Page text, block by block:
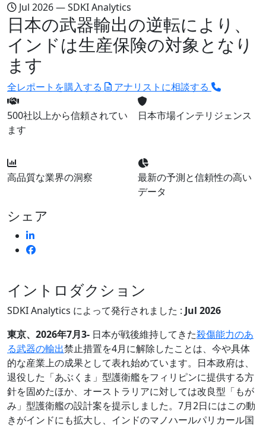
Jul 2026 — SDKI Analytics
日本の武器輸出の逆転により、
インドは生産保険の対象となり
ます
全レポートを購入する アナリストに相談する
500社以上から信頼されてい
ます
日本市場インテリジェンス
高品質な業界の洞察
最新の予測と信頼性の高い
データ
シェア
イントロダクション
SDKI Analytics によって発行されました : Jul 2026
東京、2026年7月3- 日本が戦後維持してきた殺傷能力のあ
る武器の輸出禁止措置を4月に解除したことは、今や具体
的な産業上の成果として表れ始めています。日本政府は、
退役した「あぶくま」型護衛艦をフィリピンに提供する方
針を固めたほか、オーストラリアに対しては改良型「もが
み」型護衛艦の設計案を提示しました。7月2日にはこの動
きがインドにも拡大し、インドのマノハールパリカール国